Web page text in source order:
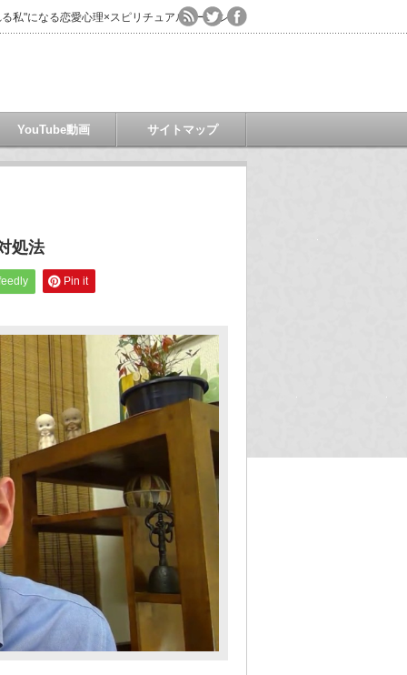
私"になる恋愛心理×スピリチュアルコーチング
YouTube動画 サイトマップ
処法
Pin it